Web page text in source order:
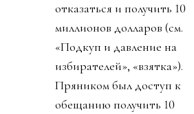
отказаться и получить 10
миллионов долларов (см.
«Подкуп и давление на
избирателей», «взятка»).
Пряником был доступ к
обещанию получить 10